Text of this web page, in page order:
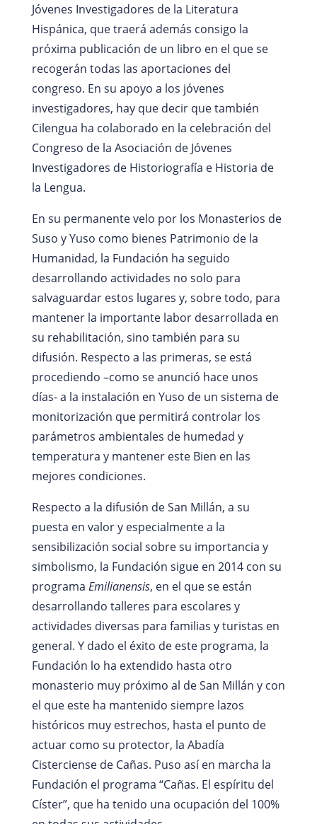
Jóvenes Investigadores de la Literatura
Hispánica, que traerá además consigo la
próxima publicación de un libro en el que se
recogerán todas las aportaciones del
congreso. En su apoyo a los jóvenes
investigadores, hay que decir que también
Cilengua ha colaborado en la celebración del
Congreso de la Asociación de Jóvenes
Investigadores de Historiografía e Historia de
la Lengua.
En su permanente velo por los Monasterios de
Suso y Yuso como bienes Patrimonio de la
Humanidad, la Fundación ha seguido
desarrollando actividades no solo para
salvaguardar estos lugares y, sobre todo, para
mantener la importante labor desarrollada en
su rehabilitación, sino también para su
difusión. Respecto a las primeras, se está
procediendo –como se anunció hace unos
días- a la instalación en Yuso de un sistema de
monitorización que permitirá controlar los
parámetros ambientales de humedad y
temperatura y mantener este Bien en las
mejores condiciones.
Respecto a la difusión de San Millán, a su
puesta en valor y especialmente a la
sensibilización social sobre su importancia y
simbolismo, la Fundación sigue en 2014 con su
programa Emilianensis, en el que se están
desarrollando talleres para escolares y
actividades diversas para familias y turistas en
general. Y dado el éxito de este programa, la
Fundación lo ha extendido hasta otro
monasterio muy próximo al de San Millán y con
el que este ha mantenido siempre lazos
históricos muy estrechos, hasta el punto de
actuar como su protector, la Abadía
Cisterciense de Cañas. Puso así en marcha la
Fundación el programa “Cañas. El espíritu del
Císter”, que ha tenido una ocupación del 100%